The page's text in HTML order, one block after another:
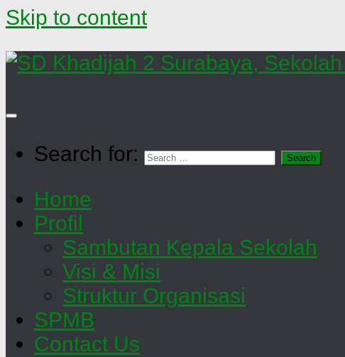
Skip to content
Search for:
Home
Profil
Sambutan Kepala Sekolah
Visi & Misi
Struktur Organisasi
SPMB
Contact Us